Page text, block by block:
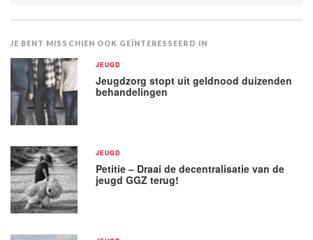
JE BENT MISSCHIEN OOK GEÏNTERESSEERD IN
JEUGD
Jeugdzorg stopt uit geldnood duizenden
behandelingen
JEUGD
Petitie – Draai de decentralisatie van de
jeugd GGZ terug!